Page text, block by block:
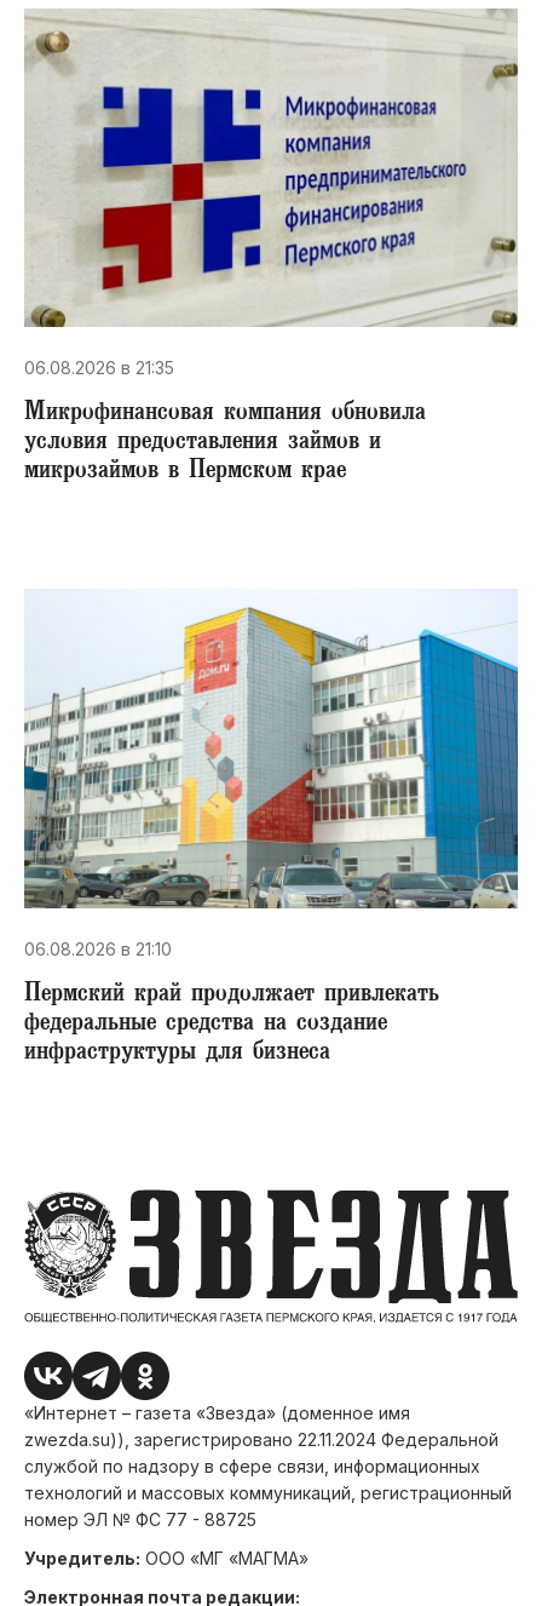
06.08.2026 в 21:35
Микрофинансовая компания обновила
условия предоставления займов и
микрозаймов в Пермском крае
06.08.2026 в 21:10
Пермский край продолжает привлекать
федеральные средства на создание
инфраструктуры для бизнеса
«Интернет – газета «Звезда» (доменное имя
zwezda.su)), зарегистрировано 22.11.2024 Федеральной
службой по надзору в сфере связи, информационных
технологий и массовых коммуникаций, регистрационный
номер ЭЛ № ФС 77 - 88725
Учредитель: ООО «МГ «МАГМА»
Электронная почта редакции: